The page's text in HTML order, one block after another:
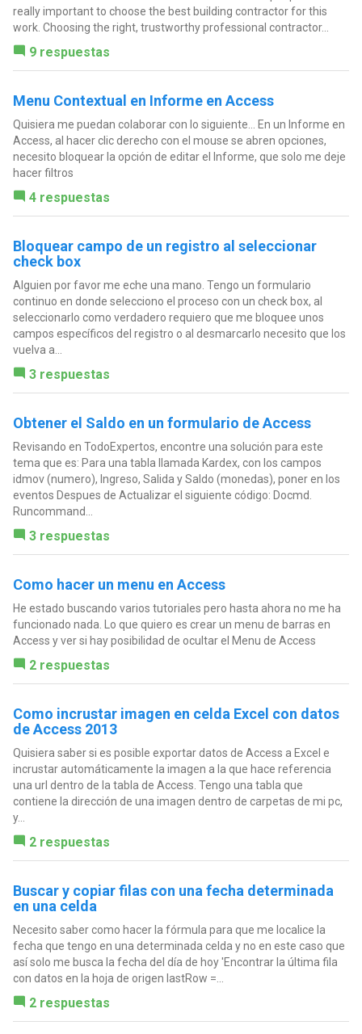
really important to choose the best building contractor for this
work. Choosing the right, trustworthy professional contractor...
9 respuestas
Menu Contextual en Informe en Access
Quisiera me puedan colaborar con lo siguiente... En un Informe en
Access, al hacer clic derecho con el mouse se abren opciones,
necesito bloquear la opción de editar el Informe, que solo me deje
hacer filtros
4 respuestas
Bloquear campo de un registro al seleccionar
check box
Alguien por favor me eche una mano. Tengo un formulario
continuo en donde selecciono el proceso con un check box, al
seleccionarlo como verdadero requiero que me bloquee unos
campos específicos del registro o al desmarcarlo necesito que los
vuelva a...
3 respuestas
Obtener el Saldo en un formulario de Access
Revisando en TodoExpertos, encontre una solución para este
tema que es: Para una tabla llamada Kardex, con los campos
idmov (numero), Ingreso, Salida y Saldo (monedas), poner en los
eventos Despues de Actualizar el siguiente código: Docmd.
Runcommand...
3 respuestas
Como hacer un menu en Access
He estado buscando varios tutoriales pero hasta ahora no me ha
funcionado nada. Lo que quiero es crear un menu de barras en
Access y ver si hay posibilidad de ocultar el Menu de Access
2 respuestas
Como incrustar imagen en celda Excel con datos
de Access 2013
Quisiera saber si es posible exportar datos de Access a Excel e
incrustar automáticamente la imagen a la que hace referencia
una url dentro de la tabla de Access. Tengo una tabla que
contiene la dirección de una imagen dentro de carpetas de mi pc,
y...
2 respuestas
Buscar y copiar filas con una fecha determinada
en una celda
Necesito saber como hacer la fórmula para que me localice la
fecha que tengo en una determinada celda y no en este caso que
así solo me busca la fecha del día de hoy 'Encontrar la última fila
con datos en la hoja de origen lastRow =...
2 respuestas